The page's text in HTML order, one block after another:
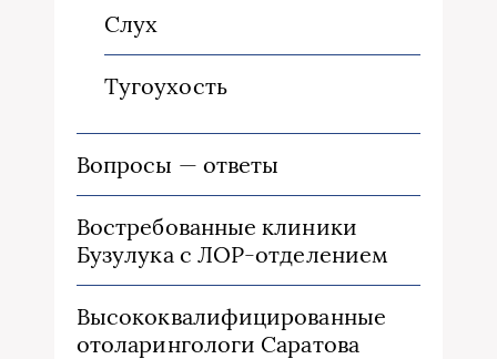
Слух
Тугоухость
Вопросы — ответы
Востребованные клиники
Бузулука с ЛОР-отделением
Высококвалифицированные
отоларингологи Саратова